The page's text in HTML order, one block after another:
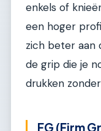
enkels of
een hoger
zich beter aan
de grip die je
drukken
FG (Firm